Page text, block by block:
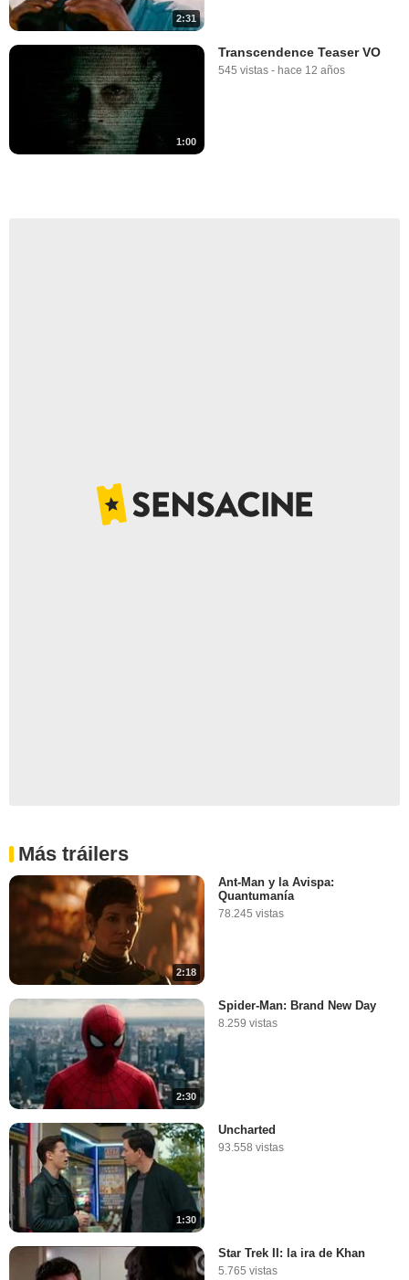
2:31
1:00
Transcendence Teaser VO
545 vistas - hace 12 años
Más tráilers
2:18
Ant-Man y la Avispa:
Quantumanía
78.245 vistas
2:30
Spider-Man: Brand New Day
8.259 vistas
1:30
Uncharted
93.558 vistas
Star Trek II: la ira de Khan
5.765 vistas